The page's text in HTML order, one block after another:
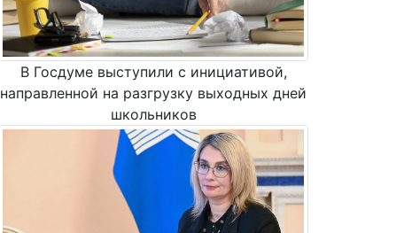
В Госдуме выступили с инициативой,
направленной на разгрузку выходных дней
школьников